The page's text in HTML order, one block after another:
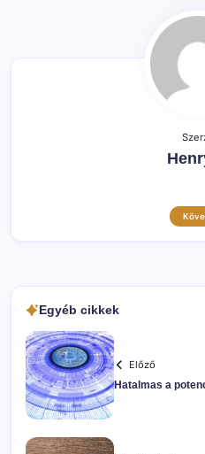
Egyéb cikkek
Előző
Hatalmas a